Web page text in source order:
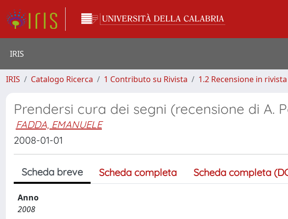
IRIS
IRIS Catalogo Ricerca 1 Contributo su Rivista 1.2 Recensione in rivista
Prendersi cura dei segni (recensione di A.
FADDA, EMANUELE
2008-01-01
Scheda breve Scheda completa Scheda completa
Anno
2008